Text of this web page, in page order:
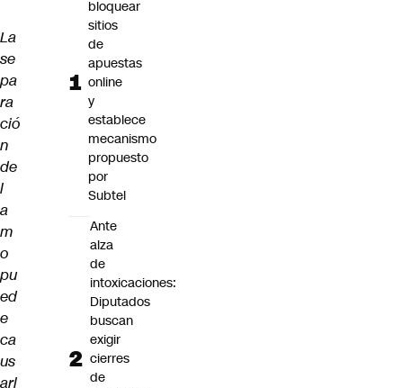
La
se
pa
ra
ció
n
de
l
a
m
o
pu
ed
e
ca
us
arl
bloquear
sitios
de
apuestas
online
y
establece
mecanismo
propuesto
por
Subtel
Ante
alza
de
intoxicaciones:
Diputados
buscan
exigir
cierres
de